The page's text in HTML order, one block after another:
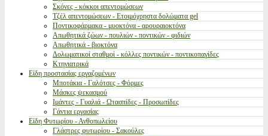
Σκόνες - κόκκοι απεντομώσεων
Τζέλ απεντομώσεων - Ετοιμόχρηστα δολώματα gel
Ποντικοφάρμακα - μυοκτόνα - αρουραιοκτόνα
Απωθητικά ζώων - πουλιών - ποντικών - φιδιών
Απωθητικά - βιοκτόνα
Δολωματικοί σταθμοί - κόλλες ποντικών - ποντικοπαγίδες
Κτηνιατρικά
Είδη προστασίας εργαζομένων
Μποτάκια - Γαλότσες - Φόρμες
Μάσκες ψεκασμού
Ιμάντες - Γυαλιά - Ωτασπίδες - Προσωπίδες
Γάντια εργασίας
Είδη Φυτωρίου - Ανθοπωλείου
Γλάστρες φυτωρίου - Σακούλες